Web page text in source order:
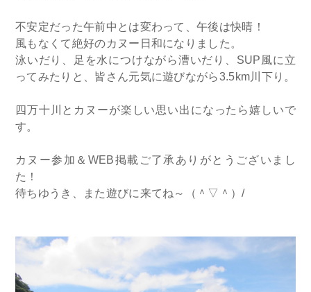
不安定だった午前中とは変わって、午後は快晴！
風もなくて絶好のカヌー日和になりました。
泳いだり、足を水につけながら漕いだり、SUP風に立
ってみたりと、皆さん元気に遊びながら3.5km川下り。
四万十川とカヌーが楽しい思い出になったら嬉しいで
す。
カヌー参加＆WEB掲載ご了承ありがとうございまし
た！
待ちゆうき、また遊びに来てね～（＾▽＾）/